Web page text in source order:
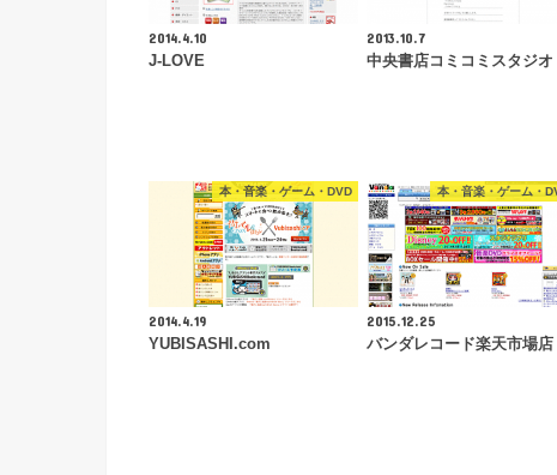
2014.4.10
J-LOVE
2013.10.7
中央書店コミコミスタジオ
本・音楽・ゲーム・DVD
2014.4.19
YUBISASHI.com
本・音楽・ゲーム・
2015.12.25
バンダレコード楽天市場店